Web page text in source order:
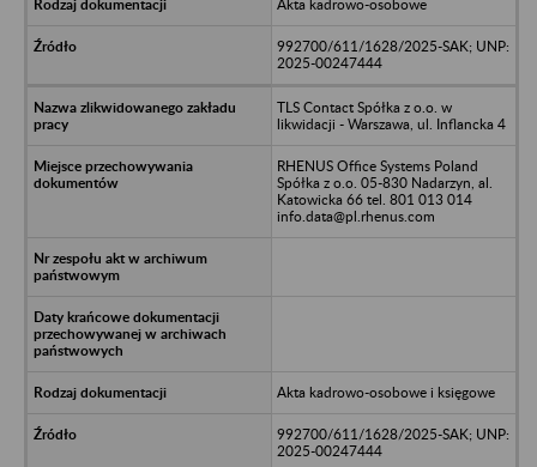
Akta kadrowo-osobowe
992700/611/1628/2025-SAK; UNP:
2025-00247444
TLS Contact Spółka z o.o. w
likwidacji - Warszawa, ul. Inflancka 4
RHENUS Office Systems Poland
Spółka z o.o. 05-830 Nadarzyn, al.
Katowicka 66 tel. 801 013 014
info.data@pl.rhenus.com
Akta kadrowo-osobowe i księgowe
992700/611/1628/2025-SAK; UNP:
2025-00247444